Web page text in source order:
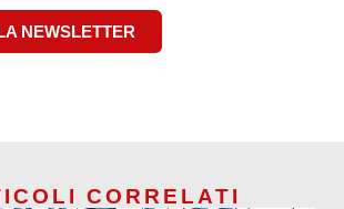
NEWSLETTER
CORRELATI